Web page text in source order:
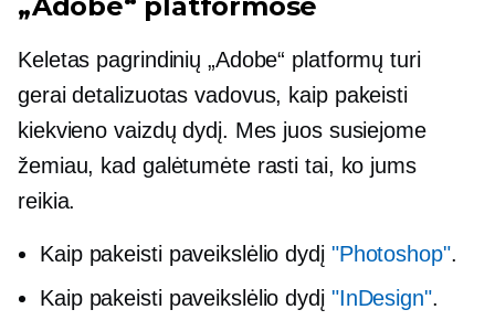
Keletas pagrindinių „Adobe“ platformų turi
gerai detalizuotas vadovus, kaip pakeisti
kiekvieno vaizdų dydį. Mes juos susiejome
žemiau, kad galėtumėte rasti tai, ko jums
reikia.
Kaip pakeisti paveikslėlio dydį "Photoshop".
Kaip pakeisti paveikslėlio dydį "InDesign".